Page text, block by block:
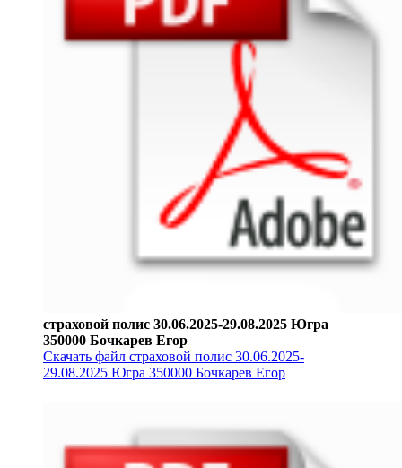
страховой полис 30.06.2025-29.08.2025 Югра
350000 Бочкарев Егор
Скачать файл страховой полис 30.06.2025-
29.08.2025 Югра 350000 Бочкарев Егор